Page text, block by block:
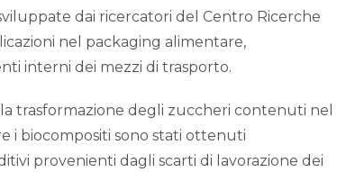
dai ricercatori del Centro Ricerche
nel packaging alimentare,
interni dei mezzi di trasporto.
trasformazione degli zuccheri contenuti nel
i biocompositi sono stati ottenuti
provenienti dagli scarti di lavorazione dei